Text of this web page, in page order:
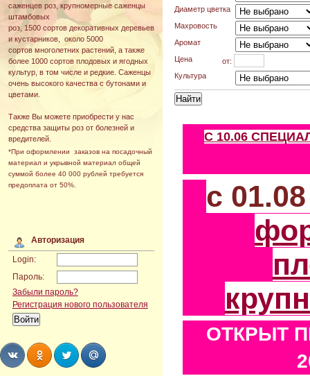
саженцев роз, крупномерные саженцы
штамбовых
роз, 1500 сортов декоративных деревьев
и кустарников, около 5000
сортов многолетних растений, а также
более 1000 сортов плодовых и ягодных
культур, в том числе и редкие. Саженцы
очень высокого качества с бутонами и
цветами.
Также Вы можете приобрести у нас
средства защиты роз от болезней и
вредителей.
*При оформлении заказов на посадочный
материал и укрывной материал общей
суммой более 40 000 рублей требуется
предоплата от 50%.
Авторизация
Login:
Пароль:
Забыли пароль?
Регистрация нового пользователя
Диаметр цветка
Махровость
Аромат
Цена
от:
Культура
С 10.06
с
ОТКРЫТ